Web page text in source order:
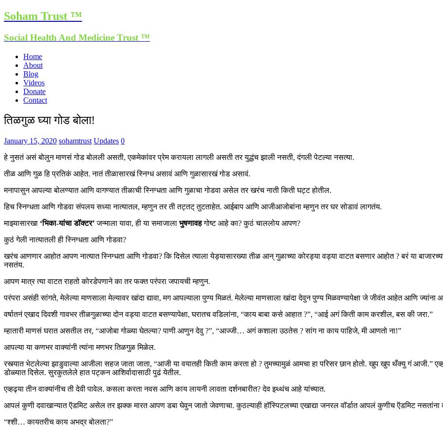
Soham Trust ™
Social Health And Medicine Trust ™
Home
About
Blog
Videos
Donate
Contact
तिळगुळ घ्या गोड बोला!
January 15, 2020 sohamtrust Updates 0
हे नुसतं असं बोलुन माणसं गोड बोलली असती, एकमेकांवर प्रेम करायला लागली असती तर युद्धंच झाली नसती, दंगली पेटल्या नसत्या.
तीळ आणि गुळ हि प्रतिकं आहेत. नातं तीळासारखं स्निग्ध असावं आणि गुळासारखं गोड असावं.
मनापासुन आपल्या बोलण्यात आणि वागण्यात तीळाची स्निग्धता आणि गुळाचा गोडवा असेल तर खरंच नाती किती घट्ट होतील.
हिच स्निग्धता आणि गोडवा संपलय सध्या नात्यातल, म्हणुन तर ती तट्तट् तुटताहेत. आईबाप आणि आजीआजोबांना म्हणुन तर घर सोडावं लागतंय.
माझ्यासारखा ‘भिका-यांचा डॉक्टर’जन्माला यावा, ही या समाजाला भुषणावहगोष्ट आहे का? कुठं चाललोय आपण?
कुठं गेली नात्यातली ही स्निग्धता आणि गोडवा?
खरंच आणणार आहोत आपण नात्यात स्निग्धता आणि गोडवा? कि दिसेल त्याला येड्यासारख्या तीळ आन् गुळाच्या कोरड्या वड्या वाटत बसणार आहोत ? बरं या
नसतंय.
आपण मात्र त्या वाटत राहतो कोरडेपणाने का तर फक्त परंपरा जपायची म्हणुन.
परंपरा असंही सांगते, मेलेल्या माणसाला मेल्यावर खांदा द्यावा, मग आपल्याला पुण्य मिळतं. मेलेल्या माणसाला खांदा देवुन पुण्य मिळवण्यापेक्षा जे जीवंत आहेत आणि
वर्षातनं एखाद दिवशी गावभर तीळगुळाच्या दोन वड्या वाटत बसण्यापेक्षा, घरातच वडिलांना, “काय बाबा कसे आहात ?”, “आई अगं किती काम करशील, बस की जरा.”
म्हातारी माणसं घरात असतील तर, “आजोबा गोळ्या घेतल्या? पाणी आणुन देवु ?”, “आज्जी… अगं कशाला उठतेस ? सांग ना काय पाहिजे, मी आणतो ना!”
आपल्या या कणभर वाक्यांनी त्यांना मणभर तिळगुळ मिळेल.
रस्त्यात भेटलेल्या झाडुवाल्या आजीला सहज जाता जाता, “आजी या वयातही किती काम करता हो ? तुमच्यामुळं आमचा हा परिसर छान होतो. खुप खुप थँक्यु गं आजी.”
डोळ्यात दिसेल. सुरकुतलेले हात पट्कन आशिर्वादासाठी पुढं येतील.
एव्हढ्या तीन वाक्यांनीच ती देवी पावेल. कसला करता नवस आणि काय लायनी लावता दर्शनबारीत? देव इथ्थंच आहे यांच्यात.
आपलं कुणी दवाखान्यात ऍडमिट असेल तर झक्क मारत आपण डबा घेवुन जातो जेवणाचा. कुठल्याही हॉस्पिटलच्या एखाद्या जनरल वॉर्डात आपलं कुणीच ऍडमिट
“श्शी… कायतरीच काय अभद्र बोलता?”